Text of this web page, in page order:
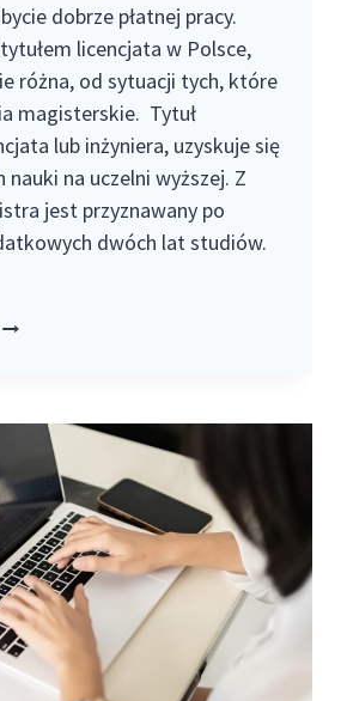
dobrze płatnej pracy.
licencjata w Polsce,
różna, od sytuacji tych, które
magisterskie. Tytuł
lub inżyniera, uzyskuje się
na uczelni wyższej. Z
jest przyznawany po
dwóch lat studiów.